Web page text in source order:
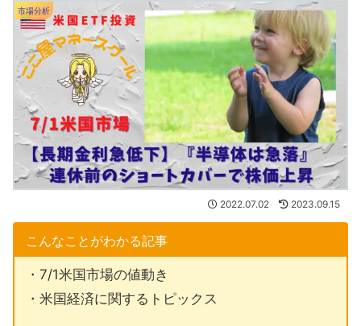
市場分析
2022.07.02 2023.09.15
こんなことがわかる記事
・7/1米国市場の値動き
・米国経済に関するトピックス